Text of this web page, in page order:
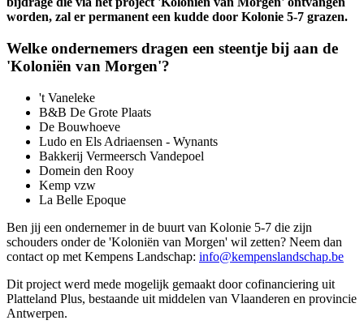
worden, zal er permanent een kudde door Kolonie 5-7 grazen.
Welke ondernemers dragen een steentje bij aan de
'Koloniën van Morgen'?
't Vaneleke
B&B De Grote Plaats
De Bouwhoeve
Ludo en Els Adriaensen - Wynants
Bakkerij Vermeersch Vandepoel
Domein den Rooy
Kemp vzw
La Belle Epoque
Ben jij een ondernemer in de buurt van Kolonie 5-7 die zijn
schouders onder de 'Koloniën van Morgen' wil zetten? Neem dan
contact op met Kempens Landschap: info@kempenslandschap.be
Dit project werd mede mogelijk gemaakt door cofinanciering uit
Platteland Plus, bestaande uit middelen van Vlaanderen en provincie
Antwerpen.